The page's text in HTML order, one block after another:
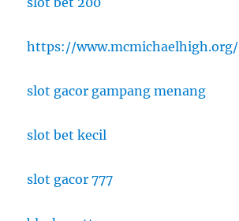
https://www.mcmichaelhigh.org/
slot gacor gampang menang
slot bet kecil
slot gacor 777